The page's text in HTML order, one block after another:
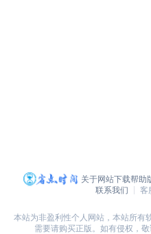
关于网站下载帮助
联系我们
客
本站为非盈利性个人网站，本站所有
需要请购买正版。如有侵权，